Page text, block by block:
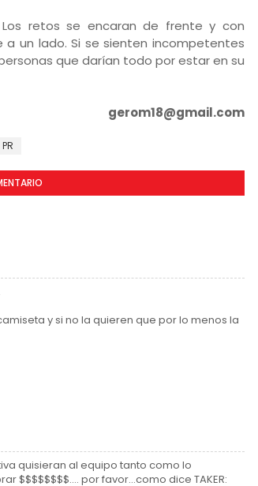
Los retos se encaran de frente y con
a un lado. Si se sienten incompetentes
que darían todo por estar en su
gerom18@gmail.com
y si no la quieren que por lo menos la
quisieran al equipo tanto como lo
$$$$$$$$.... por favor...como dice TAKER: